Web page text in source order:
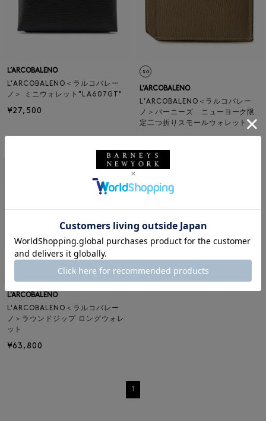
L’ARCOBALENO
L'ARCOBALENO＜ラルコバレー
ノ＞ ミニウォレット"LA607GT"
¥27,500
L’ARCOBALENO
L'ARCOBALENO＜ラルコバレー
ノ＞バーニーズ ニューヨーク限
定二つ折りスモールウォレット
L’ARCOBALENO
L'ARCOBALENO＜ラルコバレー
ノ＞ラウンドジップ ロングウォレ
ット
¥63,800
1